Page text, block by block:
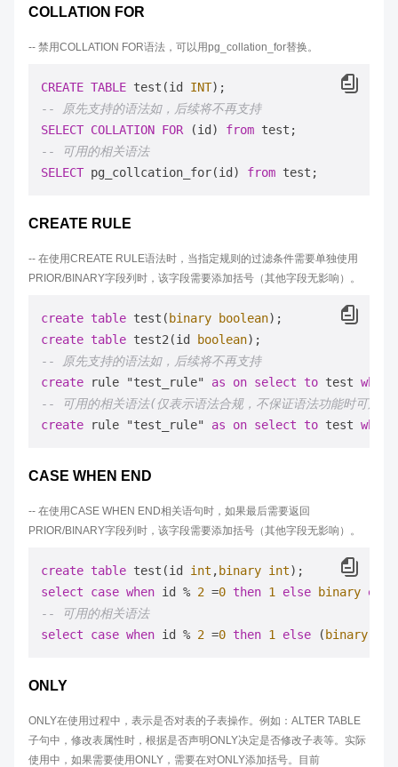
COLLATION FOR
-- 禁用COLLATION FOR语法，可以用pg_collation_for替换。
CREATE TABLE test(id INT
-- 原先支持的语法如，后续将不再支持
SELECT COLLATION FOR (id) from
-- 可用的相关语法
SELECT pg_collcation_for(id) from
CREATE RULE
-- 在使用CREATE RULE语法时，当指定规则的过滤条件需要单独使用
PRIOR/BINARY字段列时，该字段需要添加括号（其他字段无影响）。
create table test( binary boolean
create table test2(id boolean
-- 原先支持的语法如，后续将不再支持
create rule "test_rule" as on select to test where
-- 可用的相关语法(仅表示语法合规，不保证语法功能时可用的
create rule "test_rule" as on select to test where
CASE WHEN END
-- 在使用CASE WHEN END相关语句时，如果最后需要返回
PRIOR/BINARY字段列时，该字段需要添加括号（其他字段无影响）。
create table test(id int , binary int
select
case when id % 2 =0 then 1 else binary end
-- 可用的相关语法
select
case when id % 2 =0 then 1 else ( binary
ONLY
ONLY在使用过程中，表示是否对表的子表操作。例如：ALTER TABLE
子句中，修改表属性时，根据是否声明ONLY决定是否修改子表等。实际
使用中，如果需要使用ONLY，需要在对ONLY添加括号。目前